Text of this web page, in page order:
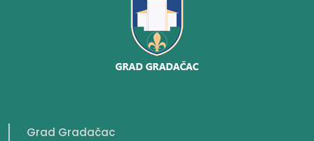
Grad Gradačac